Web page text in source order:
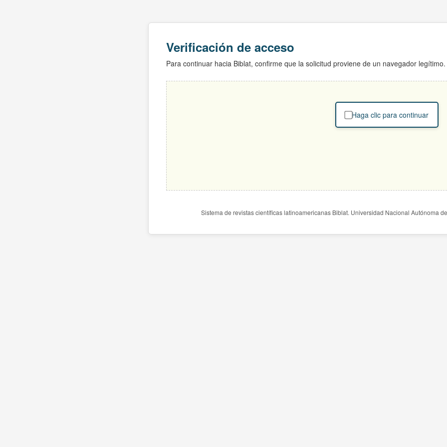
Verificación de acceso
Para continuar hacia Biblat, confirme que la solicitud proviene de un navegador legítimo.
Haga clic para continuar
Sistema de revistas científicas latinoamericanas Biblat. Universidad Nacional Autónoma